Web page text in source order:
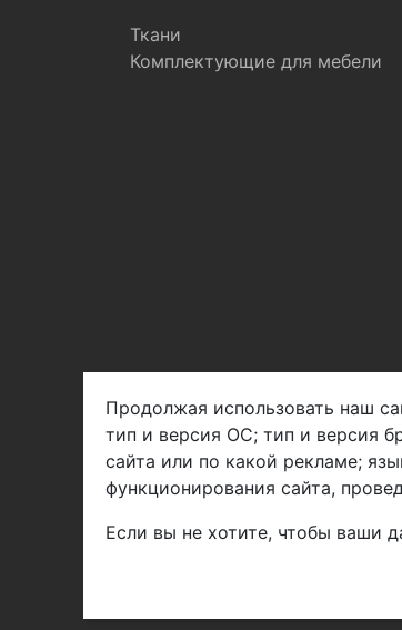
Ткани
Комплектующие для мебели
Арбен текстиль г. Щелково,
1-й Советский д.25, владение
Продолжая использовать наш
тип и версия ОС; тип и версия
сайта или по какой рекламе;
функционирования сайта,
Если вы не хотите, чтобы ваши